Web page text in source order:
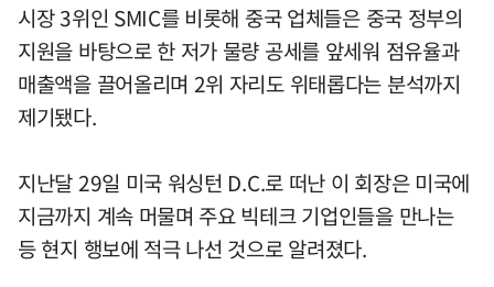
시장 3위인 SMIC를 비롯해 중국 업체들은 중국 정부의
지원을 바탕으로 한 저가 물량 공세를 앞세워 점유율과
매출액을 끌어올리며 2위 자리도 위태롭다는 분석까지
제기됐다.
지난달 29일 미국 워싱턴 D.C.로 떠난 이 회장은 미국에
지금까지 계속 머물며 주요 빅테크 기업인들을 만나는
등 현지 행보에 적극 나선 것으로 알려졌다.